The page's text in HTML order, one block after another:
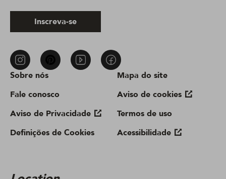
Sobre nós
Fale conosco
Aviso de Privacidade
Definições de Cookies
Mapa do site
Aviso de cookies
Termos de uso
Acessibilidade
Inscreva-se